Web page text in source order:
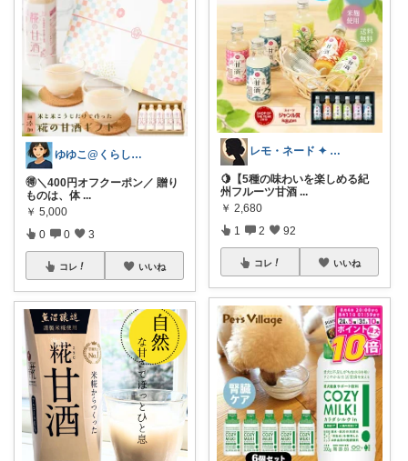
ゆゆこ@くらしを楽に便利に✨
🉐＼400円オフクーポン／ 贈り
ものは、体 ...
￥ 5,000
0 0 3
コレ いいね
レモ・ネード ✦ セレクト 🍋
🍋【5種の味わいを楽しめる紀
州フルーツ甘酒 ...
￥ 2,680
1 2 92
コレ いいね